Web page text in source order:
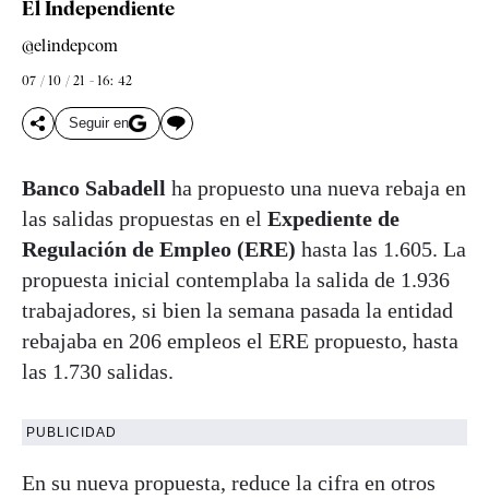
El Independiente
@elindepcom
07 / 10 / 21 - 16: 42
Seguir en
Banco Sabadell ha propuesto una nueva rebaja en
las salidas propuestas en el Expediente de
Regulación de Empleo (ERE) hasta las 1.605. La
propuesta inicial contemplaba la salida de 1.936
trabajadores, si bien la semana pasada la entidad
rebajaba en 206 empleos el ERE propuesto, hasta
las 1.730 salidas.
PUBLICIDAD
En su nueva propuesta, reduce la cifra en otros